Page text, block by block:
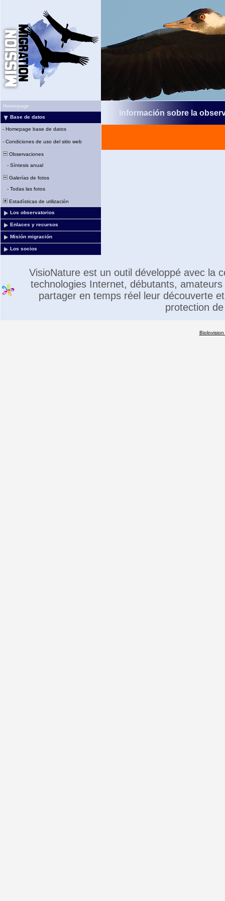
Homepage
Base de datos
- Homepage base de datos
- Condiciones de uso del sitio web
Observaciones
- Síntesis anual
Galerías de fotos
- Todas las fotos
Estadísticas de utilización
Los observatorios
Enlaces y recursos
Misión migración
Los socios
Información sobre la
VisioNature est un outil développé avec la
technologies Internet, débutants,
partager en temps réel leur découverte
protection
Biolovision